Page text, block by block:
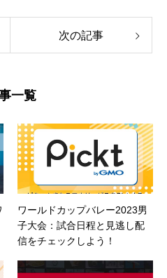
次の記事
一覧
ワールドカップバレー2023男
子大会：試合日程と見逃し配
信をチェックしよう！